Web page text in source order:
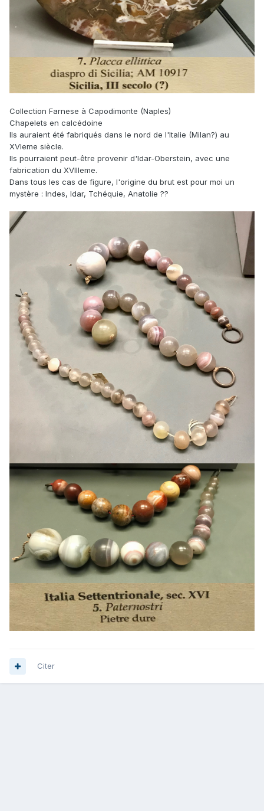
Collection Farnese à Capodimonte (Naples)
Chapelets en calcédoine
Ils auraient été fabriqués dans le nord de l'Italie (Milan?) au
XVIeme siècle.
Ils pourraient peut-être provenir d'Idar-Oberstein, avec une
fabrication du XVIIIeme.
Dans tous les cas de figure, l'origine du brut est pour moi un
mystère : Indes, Idar, Tchéquie, Anatolie ??
Citer